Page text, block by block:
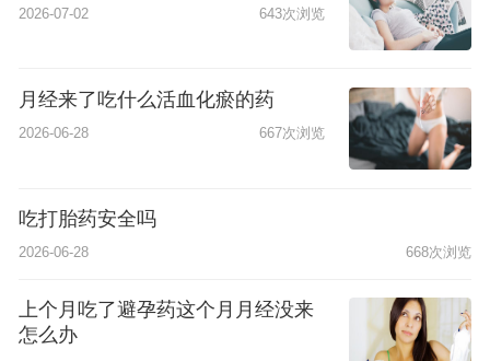
2026-07-02 643次浏览
月经来了吃什么活血化瘀的药
2026-06-28 667次浏览
吃打胎药安全吗
2026-06-28 668次浏览
上个月吃了避孕药这个月月经没来
怎么办